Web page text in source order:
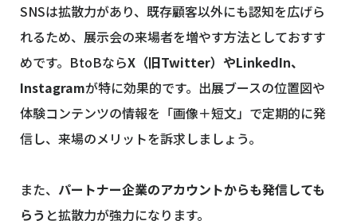
SNSは拡散力があり、既存顧客以外にも認知を広げら
れるため、展示会の来場者を増やす方法としておすす
めです。BtoBならX（旧Twitter）やLinkedIn、
Instagramが特に効果的です。出展ブースの位置図や
体験コンテンツの情報を「画像＋短文」で定期的に発
信し、来場のメリットを訴求しましょう。
また、 パートナー企業のアカウントからも発信しても
らう と拡散力が強力になります。